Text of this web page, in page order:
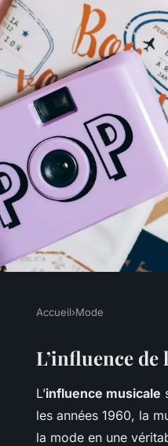
la
Accueil›Mode
L’influence
L’influence musicale
les années 1960, la
la mode en une